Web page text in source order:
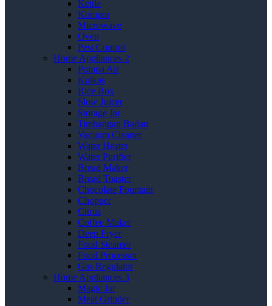
Kettle
Kompor
Microwave
Oven
Pest Control
Home Appliances 2
Pompa Air
Kulkas
Rice Box
Slow Juicer
Storage Jar
Timbangan Badan
Vacuum Cleaner
Water Heater
Water Purifier
Bread Maker
Bread Toaster
Chocolate Fountain
Chopper
Citrus
Coffee Maker
Deep Fryer
Food Steamer
Food Processor
Gas Regulator
Home Appliances 3
Magic Jar
Meat Grinder